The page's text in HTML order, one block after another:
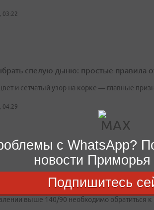
03:22
спелую дыню: простые правила
и сетчатый узор на корке — главные
04:29
давление — опасно для жизни: врач
выше 140/90 необходимо обратиться к
с WhatsApp?
новости Приморья
Подпишитесь